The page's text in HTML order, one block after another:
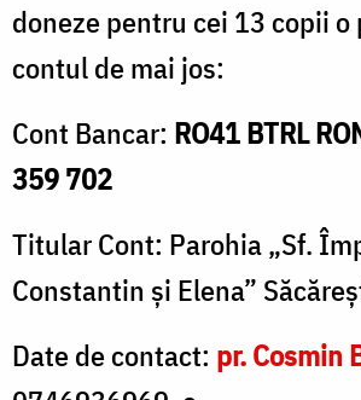
doneze pentru cei 13 copii o
contul de mai jos:
Cont Bancar: RO41 BTRL
359 702
Titular Cont: Parohia „Sf.
Constantin și Elena”
Date de contact: pr. Cosmin